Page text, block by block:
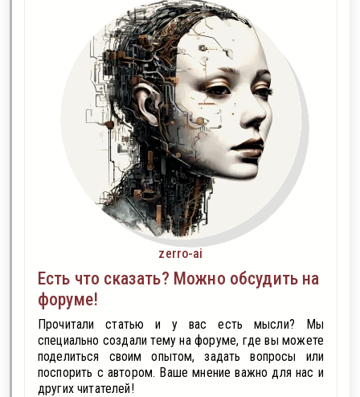
zerro-ai
Есть что сказать? Можно обсудить на
форуме!
Прочитали статью и у вас есть мысли? Мы
специально создали тему на форуме, где вы можете
поделиться своим опытом, задать вопросы или
поспорить с автором. Ваше мнение важно для нас и
других читателей!